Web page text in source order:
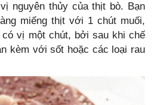
nguyên thủy của thịt bò. Bạn
miếng thịt với 1 chút muối,
có vị một chút, bởi sau khi chế
kèm với sốt hoặc các loại rau